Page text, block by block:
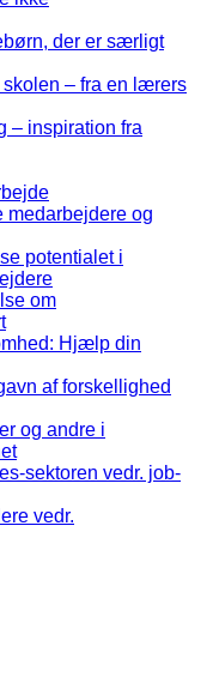
der er særligt
– fra en lærers
– inspiration fra
medarbejdere og
potentialet i
om
Hjælp din
af forskellighed
og andre i
sektoren vedr. job-
vedr.